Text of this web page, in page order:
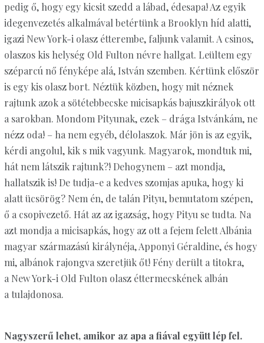
pedig ő, hogy egy kicsit szedd a lábad, édesapa! Az egyik
idegenvezetés alkalmával betértünk a Brooklyn híd alatti,
igazi New York-i olasz étterembe, faljunk valamit. A csinos,
olaszos kis helység Old Fulton névre hallgat. Leültem egy
széparcú nő fényképe alá, István szemben. Kértünk először
is egy kis olasz bort. Néztük közben, hogy mit néznek
rajtunk azok a sötétebbecske micisapkás bajuszkirályok ott
a sarokban. Mondom Pityunak, ezek – drága Istvánkám, ne
nézz oda! – ha nem egyéb, délolaszok. Már jön is az egyik,
kérdi angolul, kik s mik vagyunk. Magyarok, mondtuk mi,
hát nem látszik rajtunk?! Dehogynem – azt mondja,
hallatszik is! De tudja-e a kedves szomjas apuka, hogy ki
alatt ücsörög? Nem én, de talán Pityu, bemutatom szépen,
ő a csopivezető. Hát az az igazság, hogy Pityu se tudta. Na
azt mondja a micisapkás, hogy az ott a fejem felett Albánia
magyar származású királynéja, Apponyi Géraldine, és hogy
mi, albánok rajongva szeretjük őt! Fény derült a titokra,
a New York-i Old Fulton olasz éttermecskének albán
a tulajdonosa.
Nagyszerű lehet, amikor az apa a fiával együtt lép fel.